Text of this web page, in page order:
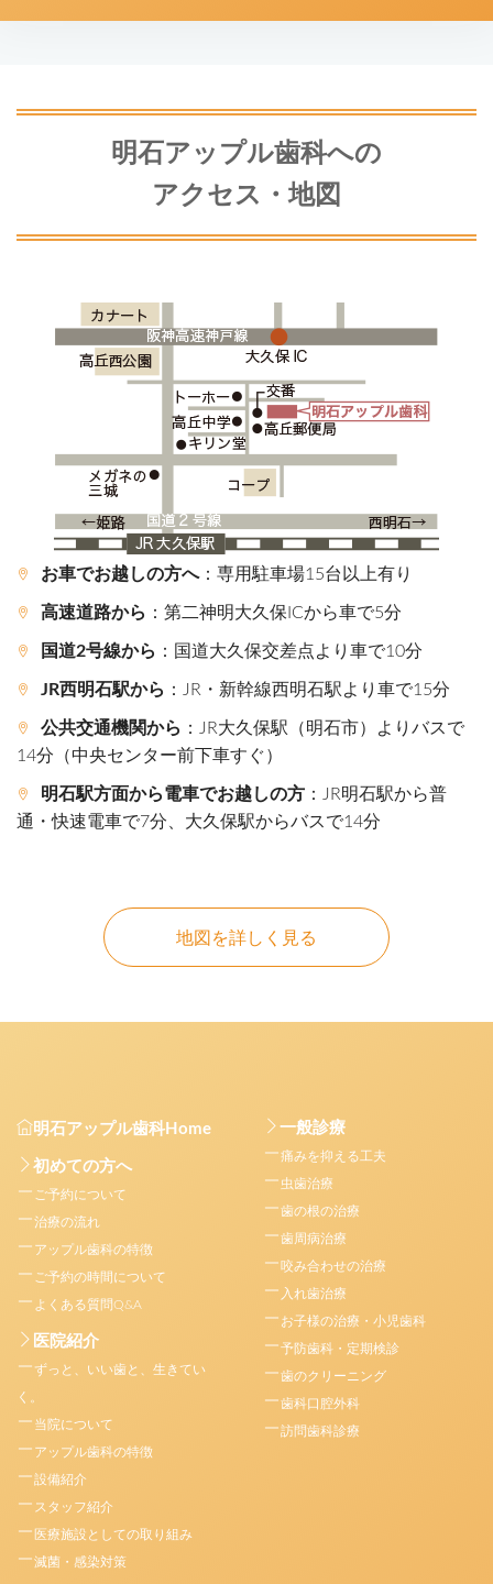
明石アップル歯科への
アクセス・地図
お車でお越しの方へ：専用駐車場15台以上有り
高速道路から ：第二神明大久保ICから車で5分
国道2号線から ：国道大久保交差点より車で10分
JR西明石駅から ：JR・新幹線西明石駅より車で15分
公共交通機関から ：JR大久保駅（明石市）よりバスで
14分（中央センター前下車すぐ）
明石駅方面から電車でお越しの方 ：JR明石駅から普
通・快速電車で7分、大久保駅からバスで14分
地図を詳しく見る
明石アップル歯科Home
初めての方へ
ご予約について
治療の流れ
アップル歯科の特徴
ご予約の時間について
よくある質問Q&A
医院紹介
ずっと、いい歯と、生きてい
く。
当院について
アップル歯科の特徴
設備紹介
スタッフ紹介
医療施設としての取り組み
滅菌・感染対策
一般診療
痛みを抑える工夫
虫歯治療
歯の根の治療
歯周病治療
咬み合わせの治療
入れ歯治療
お子様の治療・小児歯科
予防歯科・定期検診
歯のクリーニング
歯科口腔外科
訪問歯科診療